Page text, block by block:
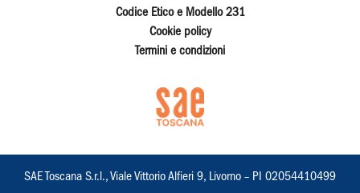
Codice Etico e Modello 231
Cookie policy
Termini e condizioni
SAE Toscana S.r.l., Viale Vittorio Alfieri 9, Livorno – PI 02054410499